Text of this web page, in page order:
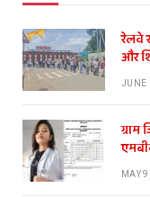
रेलवे
और
JUNE
ग्राम
MAY